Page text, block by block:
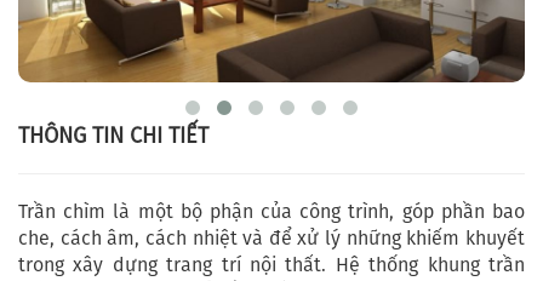
THÔNG TIN CHI TIẾT
Trần chìm là một bộ phận của công trình, góp phần bao
che, cách âm, cách nhiệt và để xử lý những khiếm khuyết
trong xây dựng trang trí nội thất. Hệ thống khung trần